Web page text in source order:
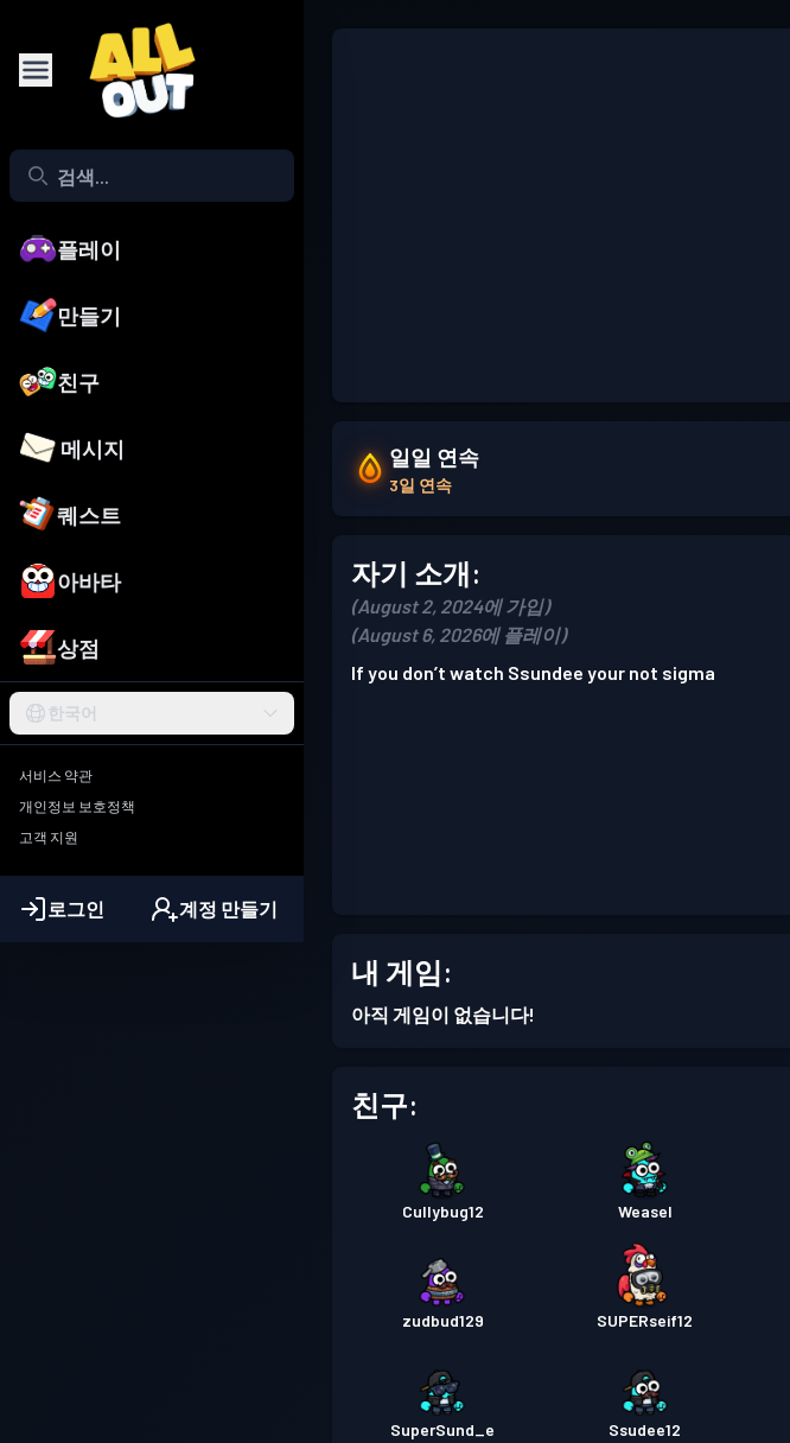
플레이
만들기
친구
메시지
퀘스트
아바타
상점
한국어
서비스 약관
개인정보 보호정책
고객 지원
로그인 계정 만들기
일일 연속
3일 연속
자기 소개:
(August 2, 2024에 가입)
(August 6, 2026에 플레이)
If you don’t watch Ssundee your not sigma
내 게임:
아직 게임이 없습니다!
친구:
Cullybug12 Weasel
zudbud129 SUPERseif12
SuperSund_e Ssudee12